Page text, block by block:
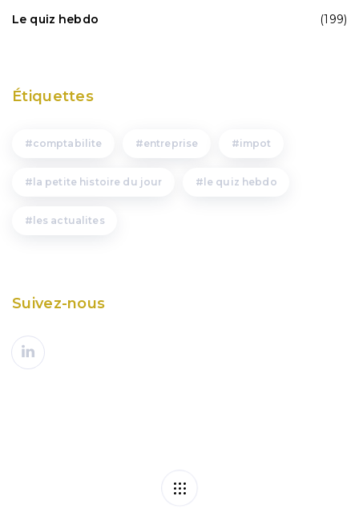
Le quiz hebdo
(199)
Étiquettes
comptabilite entreprise impot
la petite histoire du jour le quiz hebdo
les actualites
Suivez-nous